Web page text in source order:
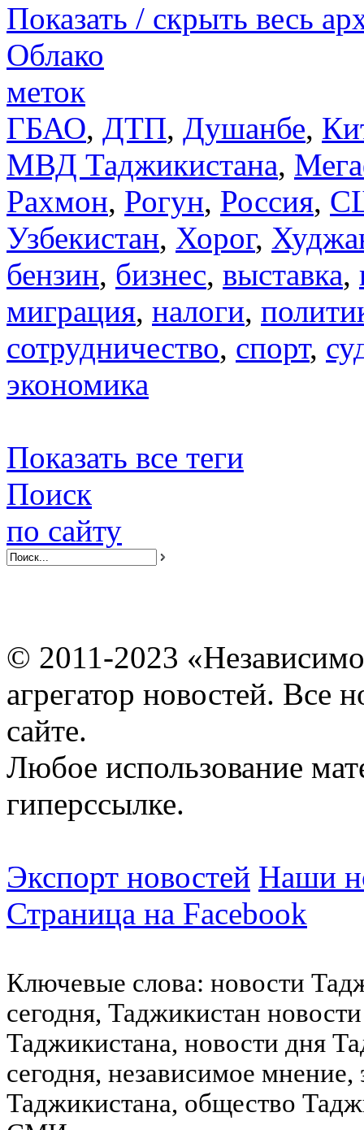
Показать / скрыть весь
Облако
меток
ГБАО, ДТП, Душанбе,
МВД Таджикистана,
Рахмон, Рогун, Россия,
Узбекистан, Хорог,
бензин, бизнес, выставка,
миграция, налоги,
сотрудничество, спорт,
экономика
Показать все теги
Поиск
по сайту
© 2011-2023
агрегатор новостей. Все
сайте.
Любое использование
гиперссылке.
Экспорт новостей Наши
Страница на Facebook
Ключевые слова: новости
сегодня, Таджикистан
Таджикистана, новости дня
сегодня, независимое
Таджикистана, общество